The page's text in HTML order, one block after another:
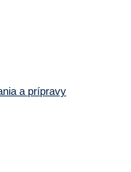
a prípravy